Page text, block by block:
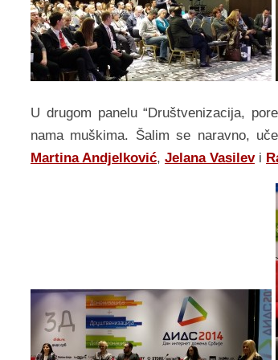
U drugom panelu “Društvenizacija,
nama muškima. Šalim se naravno,
Martina Andjelković, Jelana Vasilevi